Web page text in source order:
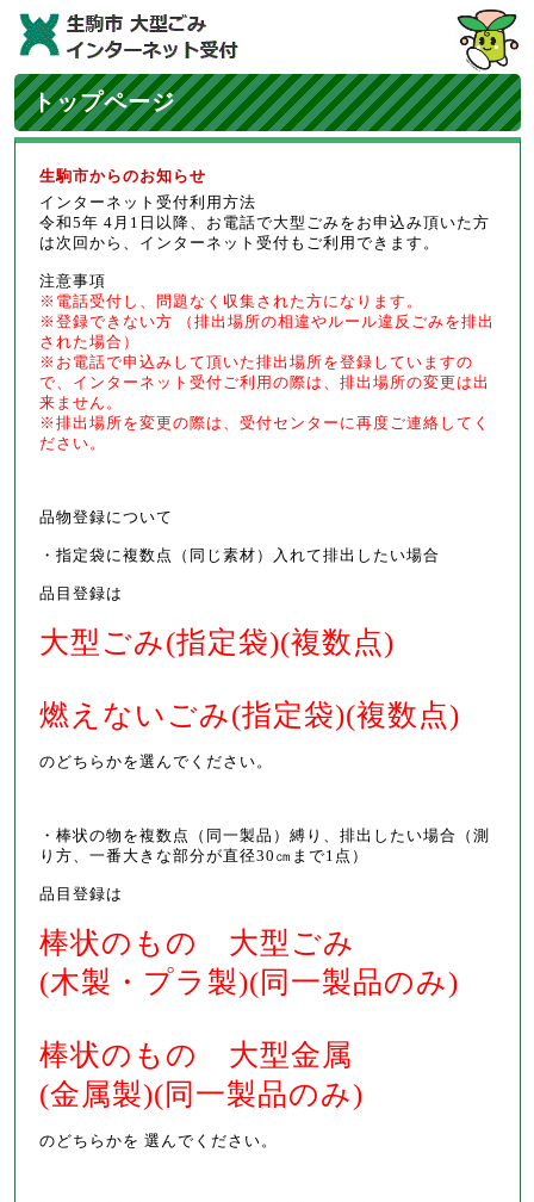
トップページ
生駒市からのお知らせ
インターネット受付利用方法
令和5年 4月1日以降、お電話で大型ごみをお申込み頂いた方
は次回から、インターネット受付もご利用できます。
注意事項
※電話受付し、問題なく収集された方になります。
※登録できない方 （排出場所の相違やルール違反ごみを排出
された場合）
※お電話で申込みして頂いた排出場所を登録していますの
で、インターネット受付ご利用の際は、排出場所の変更は出
来ません。
※排出場所を変更の際は、受付センターに再度ご連絡してく
ださい。
品物登録について
・指定袋に複数点（同じ素材）入れて排出したい場合
品目登録は
大型ごみ(指定袋)(複数点)
燃えないごみ(指定袋)(複数点)
のどちらかを選んでください。
・棒状の物を複数点（同一製品）縛り、排出したい場合（測
り方、一番大きな部分が直径30㎝まで1点）
品目登録は
棒状のもの 大型ごみ
(木製・プラ製)(同一製品のみ)
棒状のもの 大型金属
(金属製)(同一製品のみ)
のどちらかを 選んでください。